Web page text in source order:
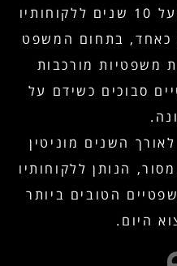
עוה"ד רועי הוד מסייע מעל 10 שנים ללקוחותיו
כאחד, בתחום המשפט
משפטיות מורכבות
סבוכים כשידם על
השנים מוניטין
הנותן ללקוחותיו
הטובים ביותר
היום.